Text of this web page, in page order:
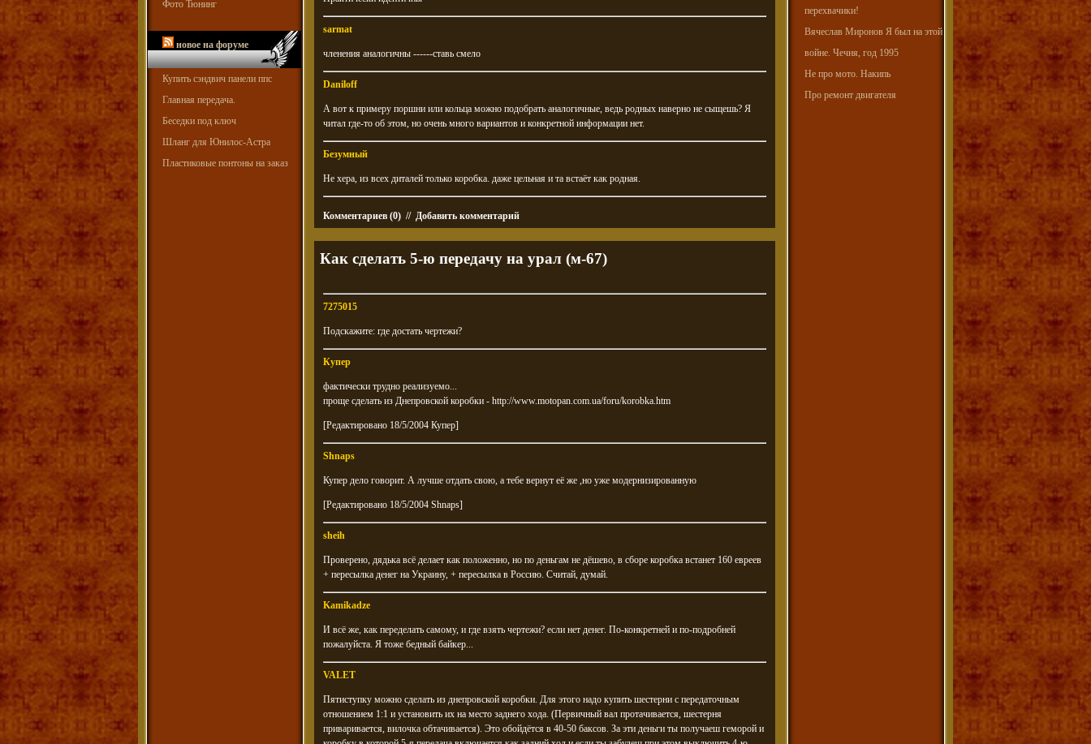
Фото Тюнинг
новое на форуме
Купить сэндвич панели ппс
Главная передача.
Беседки под ключ
Шланг для Юнилос-Астра
Пластиковые понтоны на заказ
sarmat
членения аналогичны ------ставь смело
Daniloff
А вот к примеру поршни или кольца можно подобрать аналогичные, ведь родных наверно не сыщешь? Я
читал где-то об этом, но очень много вариантов и конкретной информации нет.
Безумный
Не хера, из всех диталей только коробка. даже цельная и та встаёт как родная.
Комментариев (0) // Добавить комментарий
Как сделать 5-ю передачу на урал (м-67)
7275015
Подскажите: где достать чертежи?
Купер
фактически трудно реализуемо...
проще сделать из Днепровской коробки - http://www.motopan.com.ua/foru/korobka.htm
[Редактировано 18/5/2004 Купер]
Shnaps
Купер дело говорит. А лучше отдать свою, а тебе вернут её же ,но уже модернизированную
[Редактировано 18/5/2004 Shnaps]
sheih
Проверено, дядька всё делает как положенно, но по деньгам не дёшево, в сборе коробка встанет 160 евреев
+ пересылка денег на Украину, + пересылка в Россию. Считай, думай.
Kamikadze
И всё же, как переделать самому, и где взять чертежи? если нет денег. По-конкретней и по-подробней
пожалуйста. Я тоже бедный байкер...
VALET
Пятиступку можно сделать из днепровской коробки. Для этого надо купить шестерни с передаточным
отношением 1:1 и установить их на место заднего хода. (Первичный вал протачивается, шестерня
приваривается, вилочка обтачивается). Это обойдётся в 40-50 баксов. За эти деньги ты получаеш геморой и
перехвачики!
Вячеслав Миронов Я был на этой
войне. Чечня, год 1995
Не про мото. Накипь
Про ремонт двигателя